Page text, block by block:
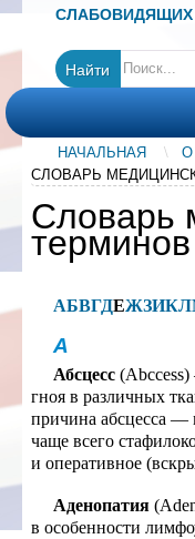
СЛАБОВИДЯЩИХ
Найти
ГЛАВНАЯ
УСЛУГИ
ДЛЯ
ПАЦИЕНТОВ
ЗАПИСЬ НА
ДЛЯ
СПЕЦИАЛИСТОВ
ОБЩЕСТВЕННЫЙ
СОВЕТ
СВЯЗЬ
НАЧАЛЬНАЯ \
СЛОВАРЬ
Словарь
терминов
АБВГДЕЖЗИКЛ
А
Абсцесс
гноя в различных
причина абсцесса —
чаще всего
и оперативное
Аденопатия
в особенности